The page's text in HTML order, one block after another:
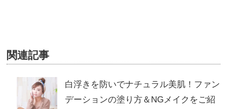
関連記事
白浮きを防いでナチュラル美肌！ファン
デーションの塗り方＆NGメイクをご紹